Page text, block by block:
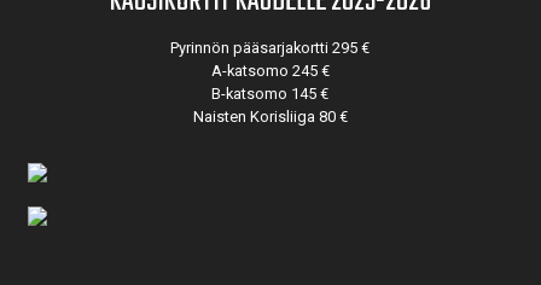
Pyrinnön pääsarjakortti 295 €
A-katsomo 245 €
B-katsomo 145 €
Naisten Korisliiga 80 €